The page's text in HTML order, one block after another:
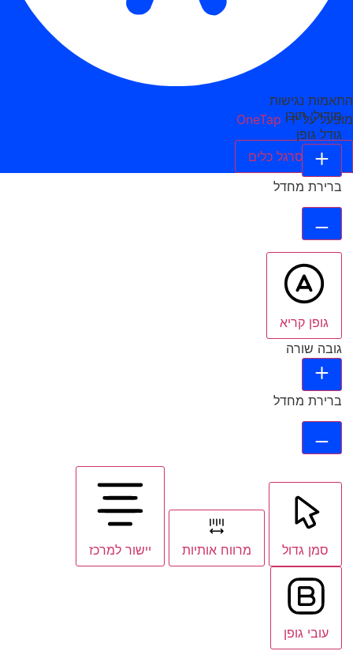
התאמות נגישות
מופעל על ידי OneTap
הסתר סרגל כלים
מודולי תוכן
גודל גופן
ברירת מחדל
גופן קריא
גובה שורה
ברירת מחדל
סמן גדול מרווח אותיות יישור למרכז
עובי גופן